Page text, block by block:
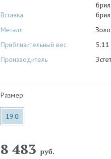
Вставка
Металл
Приблизительный вес
Производитель
5.11
Эстет
Размер:
19.0
8 483 руб.